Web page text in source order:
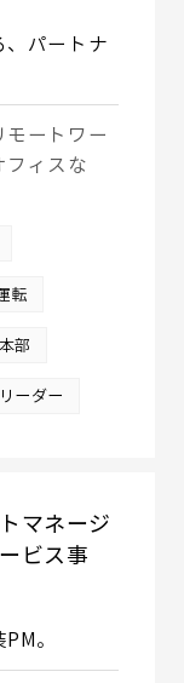
、パートナ
ートワー
フィスな
転
部
ーダー
マネージ
ビス事
。